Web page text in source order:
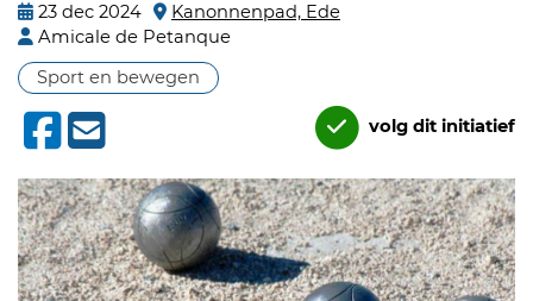
23 dec 2024
Kanonnenpad, Ede
Amicale de Petanque
Sport en bewegen
volg dit initiatief